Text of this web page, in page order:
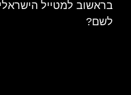
בראשוב למטייל
לשם?